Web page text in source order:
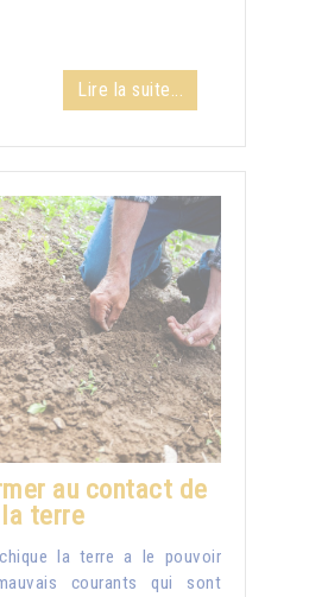
Lire la suite...
au contact de
la terre
la terre a le pouvoir
courants qui sont